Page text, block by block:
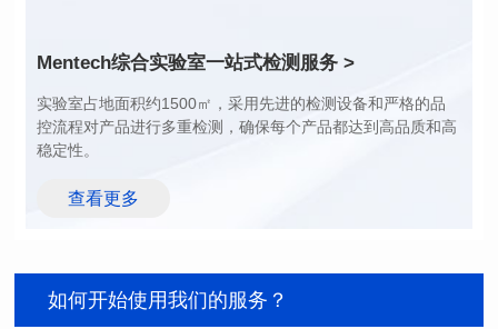
Mentech综合实验室一站式检测服务 >
稳定性。
查看更多
如何开始使用我们的服务？